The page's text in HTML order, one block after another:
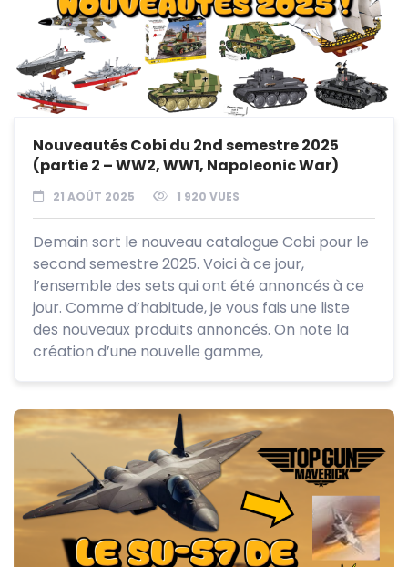
Nouveautés Cobi du 2nd semestre 2025
(partie 2 – WW2, WW1, Napoleonic War)
21 AOÛT 2025 1 920 VUES
Demain sort le nouveau catalogue Cobi pour le
second semestre 2025. Voici à ce jour,
l’ensemble des sets qui ont été annoncés à ce
jour. Comme d’habitude, je vous fais une liste
des nouveaux produits annoncés. On note la
création d’une nouvelle gamme,